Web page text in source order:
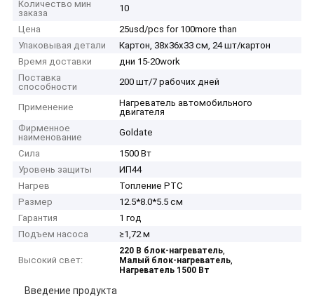
Количество мин
заказа
10
Цена
25usd/pcs for 100more than
Упаковывая детали
Картон, 38х36х33 см, 24 шт/картон
Время доставки
дни 15-20work
Поставка
способности
200 шт/7 рабочих дней
Применение
Нагреватель автомобильного
двигателя
Фирменное
наименование
Goldate
Сила
1500 Вт
Уровень защиты
ИП44
Нагрев
Топление PTC
Размер
12.5*8.0*5.5 см
Гарантия
1 год
Подъем насоса
≥1,72 м
Высокий свет:
220 В блок-нагреватель,
Малый блок-нагреватель,
Нагреватель 1500 Вт
Введение продукта